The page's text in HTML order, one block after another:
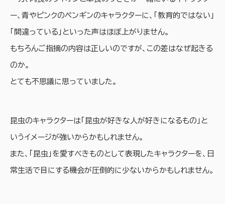
ー、青やピンクのペンギンのキャラクターに、「教育的ではない」
「間違っている」といった声はほぼ上がりません。
もちろんご指摘の内容は正しいのですが、この差はなぜ起きる
のか。
とても不思議に思っていました。
昆虫のキャラクターは「昆虫が好きな人が好きになるもの」と
いうイメージが強いからかもしれません。
また、「昆虫」を愛すべきものとして表現したキャラクターを、日
常生活で目にする機会が圧倒的に少ないからかもしれません。